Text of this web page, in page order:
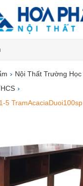
› Nội Thất Trường Học
›
5 TramAcaciaDuoi100sp